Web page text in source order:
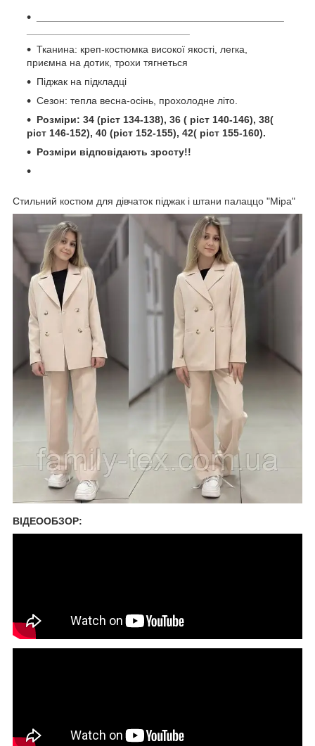
Стильний костюм для дівчаток піджак і штани палаццо "Міра"
Тканина: креп-костюмка високої якості, легка,
приємна на дотик, трохи тягнеться
Піджак на підкладці
Сезон: тепла весна-осінь, прохолодне літо.
Розміри: 34 (ріст 134-138), 36 ( ріст 140-146), 38(
ріст 146-152), 40 (ріст 152-155), 42( ріст 155-160).
Розміри відповідають зросту!!
ВІДЕООБЗОР: